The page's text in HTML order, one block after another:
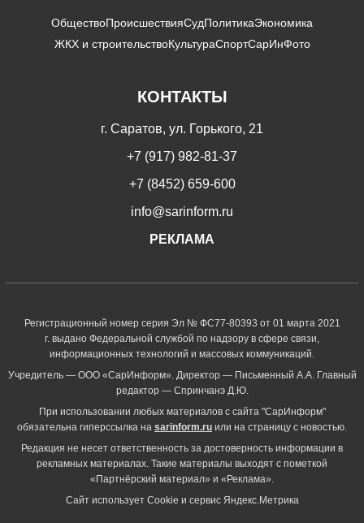
ОбществоПроисшествияСудПолитикаЭкономика
ЖКХ и строительствоКультураСпортСарИнФото
КОНТАКТЫ
г. Саратов, ул. Горького, 21
+7 (917) 982-81-37
+7 (8452) 659-600
info@sarinform.ru
РЕКЛАМА
Регистрационный номер серия Эл № ФС77-80393 от 01 марта 2021
г. выдано Федеральной службой по надзору в сфере связи,
информационных технологий и массовых коммуникаций.
Учредитель — ООО «СарИнформ». Директор — Письменный А.А. Главный
редактор — Спринчанэ Д.Ю.
При использовании любых материалов с сайта "СарИнформ"
обязательна гиперссылка на sarinform.ru или на страницу с новостью.
Редакция не несет ответственность за достоверность информации в
рекламных материалах. Такие материалы выходят с пометкой
«Партнёрский материал» и «Реклама».
Сайт использует Cookie и сервиc Яндекс.Метрика